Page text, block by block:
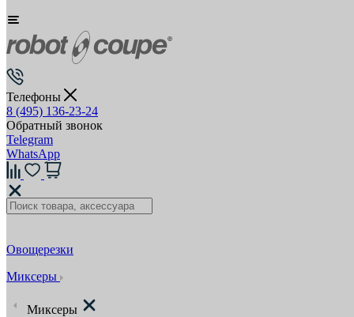
Телефоны
8 (495) 136-23-24
Обратный звонок
Telegram
WhatsApp
Овощерезки
Миксеры
Миксеры